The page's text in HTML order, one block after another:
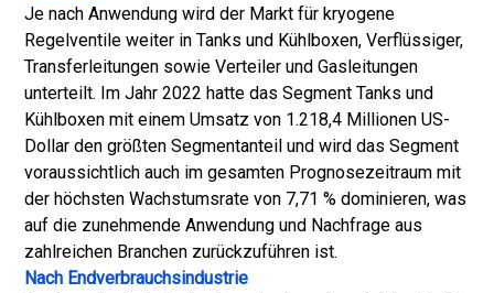
Je nach Anwendung wird der Markt für kryogene
Regelventile weiter in Tanks und Kühlboxen, Verflüssiger,
Transferleitungen sowie Verteiler und Gasleitungen
unterteilt. Im Jahr 2022 hatte das Segment Tanks und
Kühlboxen mit einem Umsatz von 1.218,4 Millionen US-
Dollar den größten Segmentanteil und wird das Segment
voraussichtlich auch im gesamten Prognosezeitraum mit
der höchsten Wachstumsrate von 7,71 % dominieren, was
auf die zunehmende Anwendung und Nachfrage aus
zahlreichen Branchen zurückzuführen ist.
Nach Endverbrauchsindustrie